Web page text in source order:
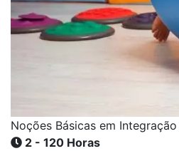
Noções Básicas em
2 - 120 Horas